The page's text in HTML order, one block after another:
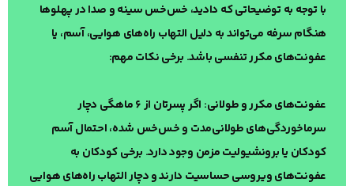
با توجه به توضیحاتی که دادید، خس‌خس سینه و صدا در پهلوها
هنگام سرفه می‌تواند به دلیل التهاب راه‌های هوایی، آسم، یا
عفونت‌های مکرر تنفسی باشد. برخی نکات مهم:
عفونت‌های مکرر و طولانی: اگر پسرتان از ۶ ماهگی دچار
سرماخوردگی‌های طولانی‌مدت و خس‌خس شده، احتمال آسم
کودکان یا برونشیولیت مزمن وجود دارد. برخی کودکان به
عفونت‌های ویروسی حساسیت دارند و دچار التهاب راه‌های هوایی